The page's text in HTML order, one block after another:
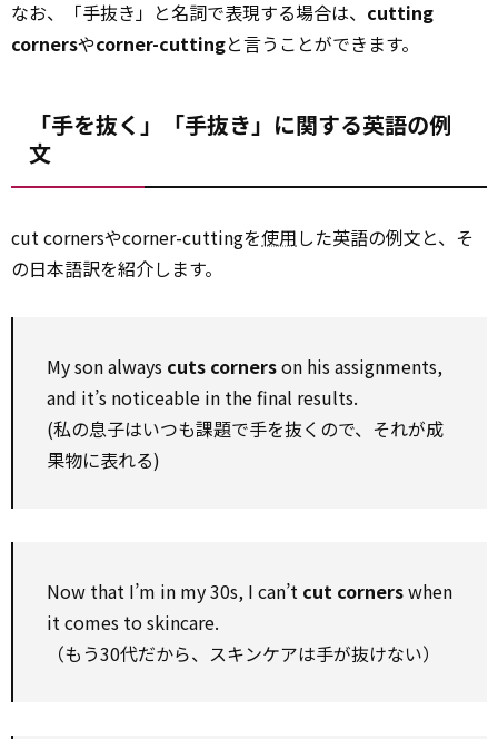
なお、「手抜き」と名詞で表現する場合は、 cutting
cornersやcorner-cuttingと言うことができます。
「手を抜く」「手抜き」に関する英語の例
文
cut cornersやcorner-cuttingを使用した英語の例文と、そ
の日本語訳を紹介します。
My son always cuts cornerson his assignments,
and it’s noticeable in the final results.
(私の息子はいつも課題で手を抜くので、それが成
果物に表れる)
Now that I’m in my 30s, I can’t cut cornerswhen
it comes to skincare.
（もう30代だから、スキンケアは手が抜けない）